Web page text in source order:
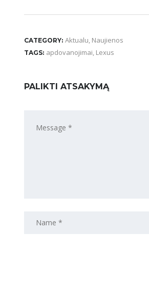
CATEGORY: Aktualu, Naujienos
TAGS: apdovanojimai, Lexus
PALIKTI ATSAKYMĄ